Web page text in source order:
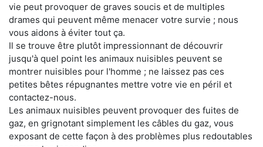
vie peut provoquer de graves soucis et de multiples
drames qui peuvent même menacer votre survie ; nous
vous aidons à éviter tout ça.
Il se trouve être plutôt impressionnant de découvrir
jusqu'à quel point les animaux nuisibles peuvent se
montrer nuisibles pour l'homme ; ne laissez pas ces
petites bêtes répugnantes mettre votre vie en péril et
contactez-nous.
Les animaux nuisibles peuvent provoquer des fuites de
gaz, en grignotant simplement les câbles du gaz, vous
exposant de cette façon à des problèmes plus redoutables